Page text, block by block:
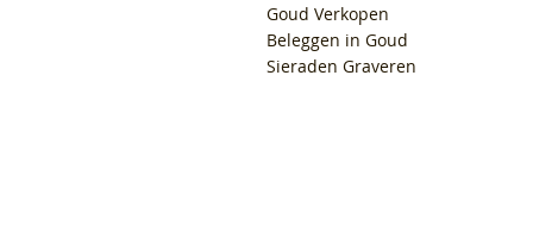
Goud Verkopen
Beleggen in Goud
Sieraden Graveren